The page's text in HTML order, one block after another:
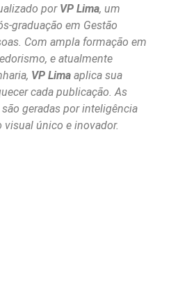
por VP Lima, um
graduação em Gestão
Com ampla formação em
e atualmente
VP Lima aplica sua
cada publicação. As
geradas por inteligência
único e inovador.